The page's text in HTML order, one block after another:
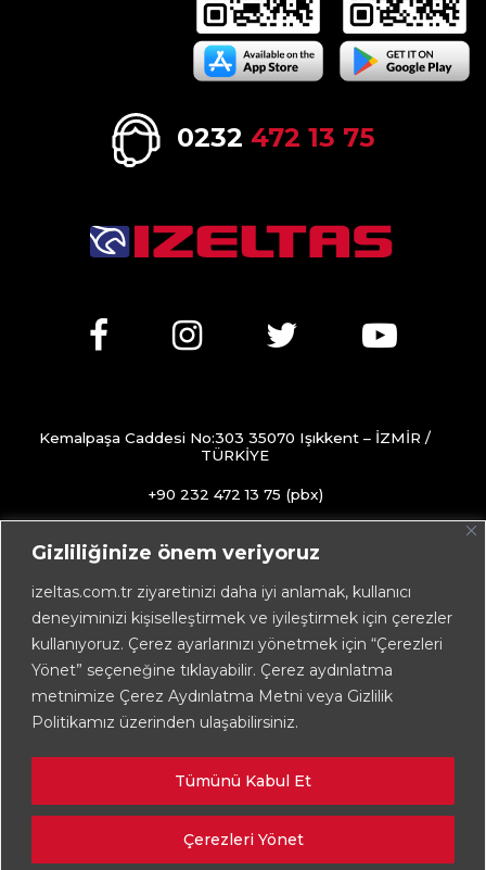
Gizliliğinize önem veriyoruz
izeltas.com.tr ziyaretinizi daha iyi anlamak, kullanıcı
deneyiminizi kişiselleştirmek ve iyileştirmek için çerezler
kullanıyoruz. Çerez ayarlarınızı yönetmek için “Çerezleri
Yönet” seçeneğine tıklayabilir. Çerez aydınlatma
metnimize Çerez Aydınlatma Metni veya Gizlilik
Politikamız üzerinden ulaşabilirsiniz.
Çerezleri Yönet
Tümünü Kabul Et
0232 472 13 75
Kemalpaşa Caddesi No:303 35070 Işıkkent – İZMİR /
TÜRKİYE
+90 232 472 13 75 (pbx)
Copyright © 2026 İZELTAŞ